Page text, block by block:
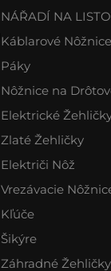
NÁŘADÍ NA
Káblarové Nôžnice
Páky
Nôžnice na
Elektrické
Zlaté Žehličky
Električi Nôž
Vrezávacie
Kľúče
Šikýre
Záhradné Žehličky